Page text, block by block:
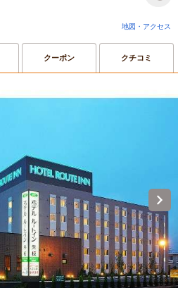
地図・アクセス
クーポン クチコミ